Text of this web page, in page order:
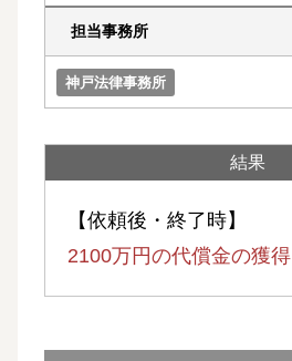
担当事務所
神戸法律事務所
結果
【依頼後・終了時】
2100万円の代償金の獲得